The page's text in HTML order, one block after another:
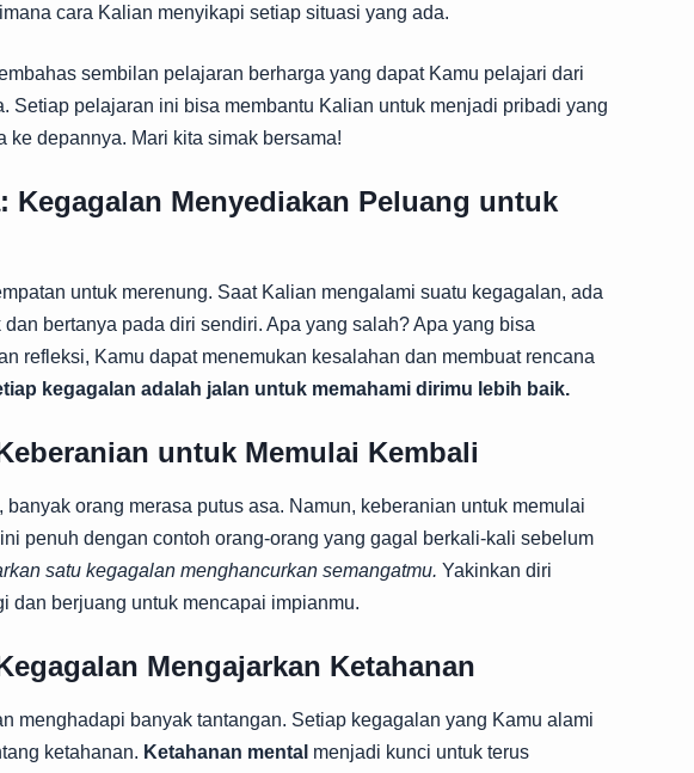
cara Kalian menyikapi setiap situasi yang ada.
sembilan pelajaran berharga yang dapat Kamu pelajari dari
Setiap pelajaran ini bisa membantu Kalian untuk menjadi pribadi yang
ke depannya. Mari kita simak bersama!
Kegagalan Menyediakan Peluang untuk
untuk merenung. Saat Kalian mengalami suatu kegagalan, ada
bertanya pada diri sendiri. Apa yang salah? Apa yang bisa
refleksi, Kamu dapat menemukan kesalahan dan membuat rencana
kegagalan adalah jalan untuk memahami dirimu lebih baik.
untuk Memulai Kembali
orang merasa putus asa. Namun, keberanian untuk memulai
penuh dengan contoh orang-orang yang gagal berkali-kali sebelum
satu kegagalan menghancurkan semangatmu. Yakinkan diri
dan berjuang untuk mencapai impianmu.
Mengajarkan Ketahanan
menghadapi banyak tantangan. Setiap kegagalan yang Kamu alami
ketahanan. Ketahanan mental menjadi kunci untuk terus